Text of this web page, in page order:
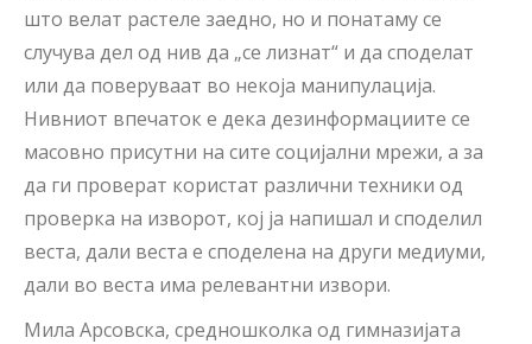
што велат растеле заедно, но и понатаму се
случува дел од нив да „се лизнат“ и да споделат
или да поверуваат во некоја манипулација.
Нивниот впечаток е дека дезинформациите се
масовно присутни на сите социјални мрежи, а за
да ги проверат користат различни техники од
проверка на изворот, кој ја напишал и споделил
веста, дали веста е споделена на други медиуми,
дали во веста има релевантни извори.
Мила Арсовска, средношколка од гимназијата